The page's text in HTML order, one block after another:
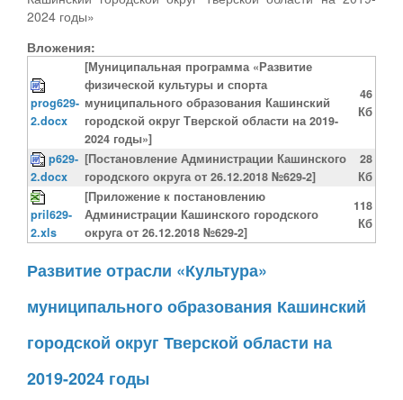
2024 годы»
Вложения:
prog629-
2.docx
[Муниципальная программа «Развитие
физической культуры и спорта
муниципального образования Кашинский
городской округ Тверской области на 2019-
2024 годы»]
46
Кб
p629-
2.docx
[Постановление Администрации Кашинского
городского округа от 26.12.2018 №629-2]
28
Кб
pril629-
2.xls
[Приложение к постановлению
Администрации Кашинского городского
округа от 26.12.2018 №629-2]
118
Кб
Развитие отрасли «Культура»
муниципального образования Кашинский
городской округ Тверской области на
2019-2024 годы